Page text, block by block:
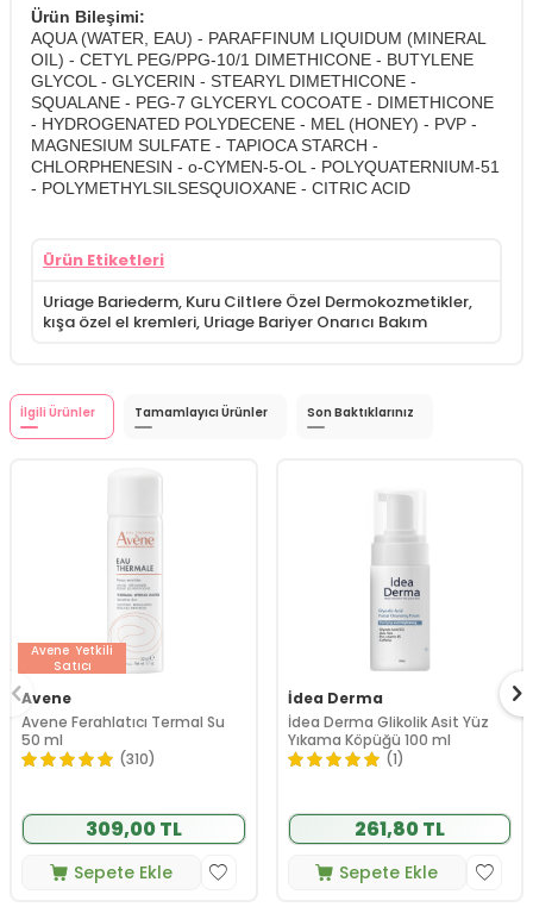
Ürün Bileşimi:
AQUA (WATER, EAU) - PARAFFINUM LIQUIDUM (MINERAL
OIL) - CETYL PEG/PPG-10/1 DIMETHICONE - BUTYLENE
GLYCOL - GLYCERIN - STEARYL DIMETHICONE -
SQUALANE - PEG-7 GLYCERYL COCOATE - DIMETHICONE
- HYDROGENATED POLYDECENE - MEL (HONEY) - PVP -
MAGNESIUM SULFATE - TAPIOCA STARCH -
CHLORPHENESIN - o-CYMEN-5-OL - POLYQUATERNIUM-51
- POLYMETHYLSILSESQUIOXANE - CITRIC ACID
Ürün Etiketleri
Uriage Bariederm, Kuru Ciltlere Özel Dermokozmetikler,
kışa özel el kremleri, Uriage Bariyer Onarıcı Bakım
İlgili Ürünler Tamamlayıcı Ürünler Son Baktıklarınız
Avene Yetkili
Satıcı
Avene
Avene Ferahlatıcı Termal Su
50 ml
(310)
309,00 TL
Sepete Ekle
İdea Derma
İdea Derma Glikolik Asit Yüz
Yıkama Köpüğü 100 ml
(1)
261,80 TL
Sepete Ekle